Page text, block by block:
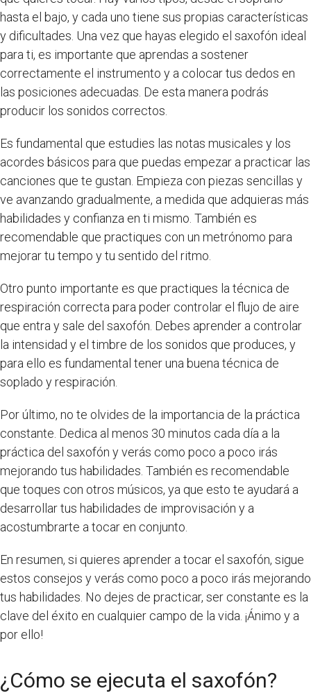
hasta el bajo, y cada uno tiene sus propias características
y dificultades. Una vez que hayas elegido el saxofón ideal
para ti, es importante que aprendas a sostener
correctamente el instrumento y a colocar tus dedos en
las posiciones adecuadas. De esta manera podrás
producir los sonidos correctos.
Es fundamental que estudies las notas musicales y los
acordes básicos para que puedas empezar a practicar las
canciones que te gustan. Empieza con piezas sencillas y
ve avanzando gradualmente, a medida que adquieras más
habilidades y confianza en ti mismo. También es
recomendable que practiques con un metrónomo para
mejorar tu tempo y tu sentido del ritmo.
Otro punto importante es que practiques la técnica de
respiración correcta para poder controlar el flujo de aire
que entra y sale del saxofón. Debes aprender a controlar
la intensidad y el timbre de los sonidos que produces, y
para ello es fundamental tener una buena técnica de
soplado y respiración.
Por último, no te olvides de la importancia de la práctica
constante. Dedica al menos 30 minutos cada día a la
práctica del saxofón y verás como poco a poco irás
mejorando tus habilidades. También es recomendable
que toques con otros músicos, ya que esto te ayudará a
desarrollar tus habilidades de improvisación y a
acostumbrarte a tocar en conjunto.
En resumen, si quieres aprender a tocar el saxofón, sigue
estos consejos y verás como poco a poco irás mejorando
tus habilidades. No dejes de practicar, ser constante es la
clave del éxito en cualquier campo de la vida. ¡Ánimo y a
por ello!
¿Cómo se ejecuta el saxofón?